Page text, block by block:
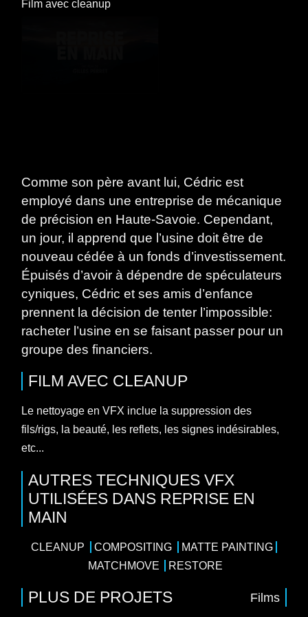
Film aveccleanup
Comme son père avant lui, Cédric est
employé dans une entreprise de mécanique
de précision en Haute-Savoie. Cependant,
un jour, il apprend que l’usine doit être de
nouveau cédée à un fonds d’investissement.
Épuisés d’avoir à dépendre de spéculateurs
cyniques, Cédric et ses amis d’enfance
prennent la décision de tenter l’impossible:
racheter l’usine en se faisant passer pour un
groupe des financiers.
FILM AVEC CLEANUP
Le nettoyage en VFX inclue la suppression des
fils/rigs, la beauté, les reflets, les signes indésirables,
etc...
AUTRES TECHNIQUES VFX
UTILISÉES DANS REPRISE EN
MAIN
CLEANUP COMPOSITING
MATTE PAINTING
MATCHMOVE
RESTORE
PLUS DE PROJETS Films